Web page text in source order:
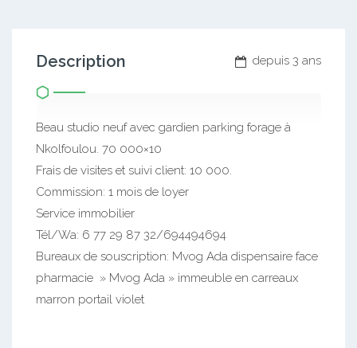
depuis 3 ans
Description
Beau studio neuf avec gardien parking forage à
Nkolfoulou. 70 000×10
Frais de visites et suivi client: 10 000.
Commission: 1 mois de loyer
Service immobilier
Tél/Wa: 6 77 29 87 32/694494694
Bureaux de souscription: Mvog Ada dispensaire face
pharmacie » Mvog Ada » immeuble en carreaux
marron portail violet